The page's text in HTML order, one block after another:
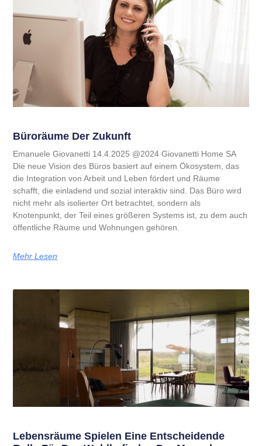
Büroräume Der Zukunft
Emanuele Giovanetti 14.4.2025 @2024 Giovanetti Home SA
Die neue Vision des Büros basiert auf einem Ökosystem, das
die Integration von Arbeit und Leben fördert und Räume
schafft, die einladend und sozial interaktiv sind. Das Büro wird
nicht mehr als isolierter Ort betrachtet, sondern als
Knotenpunkt, der Teil eines größeren Systems ist, zu dem auch
öffentliche Räume und Wohnungen gehören.
Mehr Lesen
Lebensräume Spielen Eine Entscheidende